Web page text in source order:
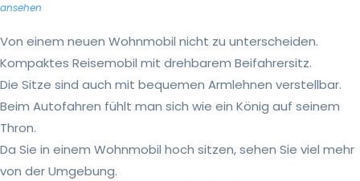
ansehen
Von einem neuen Wohnmobil nicht zu unterscheiden.
Kompaktes Reisemobil mit drehbarem Beifahrersitz.
Die Sitze sind auch mit bequemen Armlehnen verstellbar.
Beim Autofahren fühlt man sich wie ein König auf seinem
Thron.
Da Sie in einem Wohnmobil hoch sitzen, sehen Sie viel mehr
von der Umgebung.